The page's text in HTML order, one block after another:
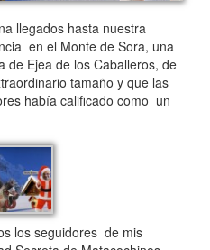
llegados hasta nuestra
en el Monte de Sora, una
Ejea de los Caballeros, de
tamaño y que las
había calificado como un
los seguidores de mis